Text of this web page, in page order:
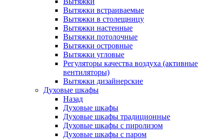
Вытяжки встраиваемые
Вытяжки в столещницу
Вытяжки настенные
Вытяжки потолочные
Вытяжки островные
Вытяжки угловые
Регуляторы качества воздуха (активные
вентиляторы)
Вытяжки дизайнерские
Духовые шкафы
Назад
Духовые шкафы
Духовые шкафы традиционные
Духовые шкафы с пиролизом
Духовые шкафы с паром